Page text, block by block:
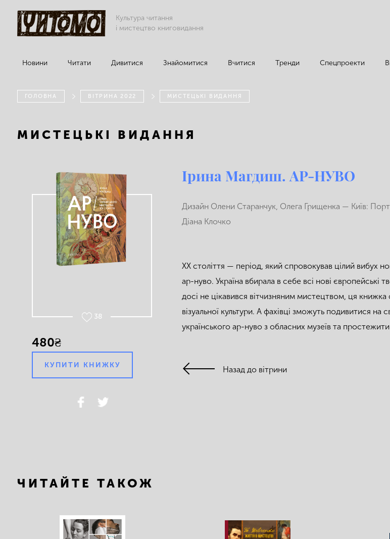
Культура читання
і мистецтво книговидання
Новини Читати Дивитися Знайомитися Вчитися Тренди Спецпроекти
ГОЛОВНА ВІТРИНА 2022 МИСТЕЦЬКІ ВИДАННЯ
МИСТЕЦЬКІ ВИДАННЯ
38
480₴
КУПИТИ КНИЖКУ
Ірина Магдиш. АР-НУВО
Дизайн Олени Старанчук, Олега Грищенка — Київ:
Діана Клочко
ХХ століття — період, який спровокував цілий вибух
ар-нуво. Україна вбирала в себе всі нові
досі не цікавився вітчизняним мистецтвом, ця
візуальної культури. А фахівці зможуть подивитися
українського ар-нуво з обласних музеїв та
Назад до вітрини
ЧИТАЙТЕ ТАКОЖ